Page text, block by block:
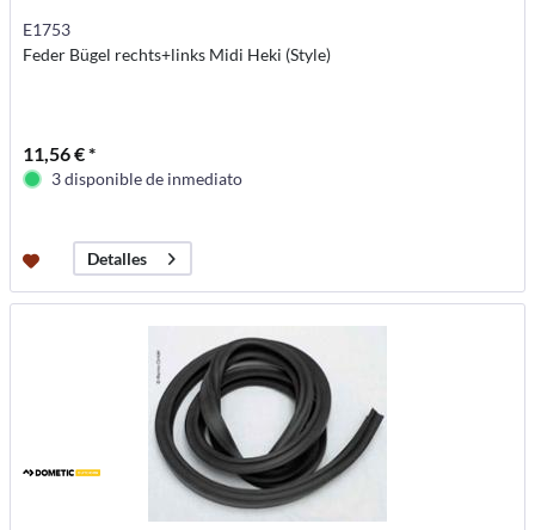
E1753
Feder Bügel rechts+links Midi Heki (Style)
11,56 € *
3 disponible de inmediato
Detalles